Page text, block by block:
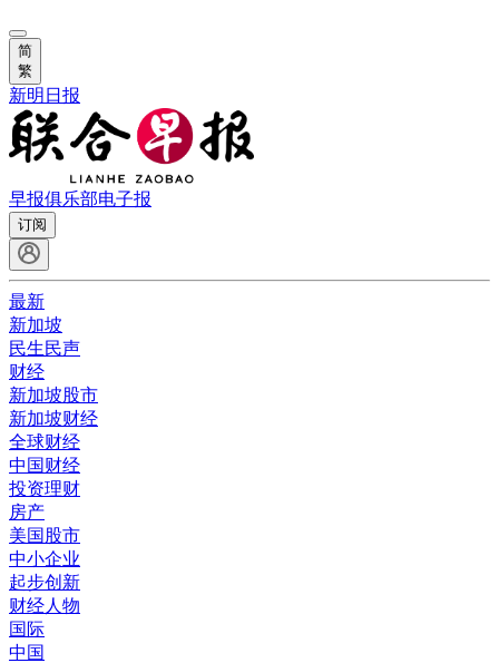
简
繁
新明日报
早报俱乐部电子报
订阅
最新
新加坡
民生民声
财经
新加坡股市
新加坡财经
全球财经
中国财经
投资理财
房产
美国股市
中小企业
起步创新
财经人物
国际
中国